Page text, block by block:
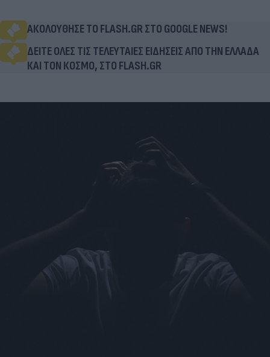
ΑΚΟΛΟΥΘΗΣΕ ΤΟ FLASH.GR ΣΤΟ GOOGLE NEWS!
ΔΕΙΤΕ ΟΛΕΣ ΤΙΣ ΤΕΛΕΥΤΑΙΕΣ ΕΙΔΗΣΕΙΣ ΑΠΟ ΤΗΝ ΕΛΛΑΔΑ
ΚΑΙ ΤΟΝ ΚΟΣΜΟ, ΣΤΟ FLASH.GR